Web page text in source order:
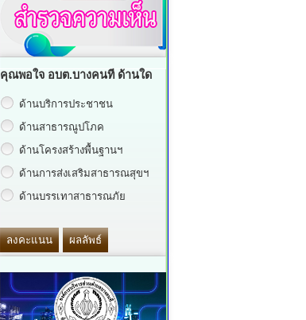
คุณพอใจ อบต.บางคนที ด้านใด
ด้านบริการประชาชน
ด้านสาธารณูปโภค
ด้านโครงสร้างพื้นฐานฯ
ด้านการส่งเสริมสาธารณสุขฯ
ด้านบรรเทาสาธารณภัย